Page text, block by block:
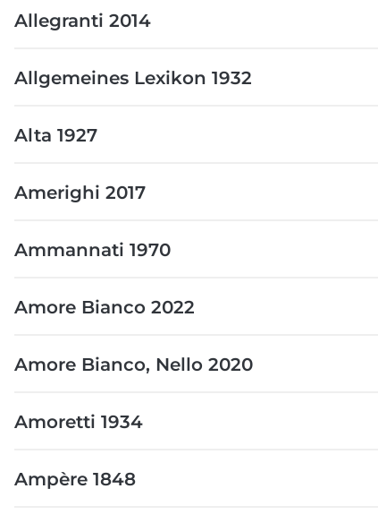
Allegranti 2014
Allgemeines Lexikon 1932
Alta 1927
Amerighi 2017
Ammannati 1970
Amore Bianco 2022
Amore Bianco, Nello 2020
Amoretti 1934
Ampère 1848